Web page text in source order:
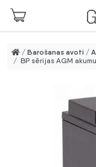
Skip to main
/ Barošanas avoti /
/ BP sērijas AGM